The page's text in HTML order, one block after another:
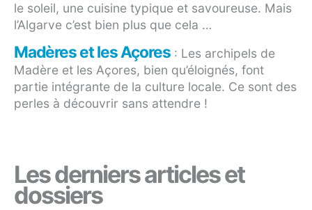
le soleil, une cuisine typique et savoureuse. Mais
l’Algarve c’est bien plus que cela …
Madères et les Açores : Les archipels de
Madère et les Açores, bien qu’éloignés, font
partie intégrante de la culture locale. Ce sont des
perles à découvrir sans attendre !
Les derniers articles et
dossiers